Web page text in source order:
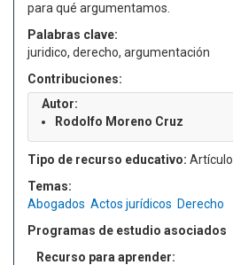
para qué argumentamos.
Palabras clave:
juridico, derecho, argumentación
Contribuciones:
Autor:
Rodolfo Moreno Cruz
Tipo de recurso educativo: Artículo
Temas:
Abogados Actos jurídicos Derecho
Programas de estudio asociados
Recurso para aprender: